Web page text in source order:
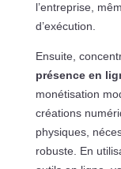
l’entreprise,
d’exécution.
Ensuite,
présence en
monétisation
créations
physiques,
robuste. En